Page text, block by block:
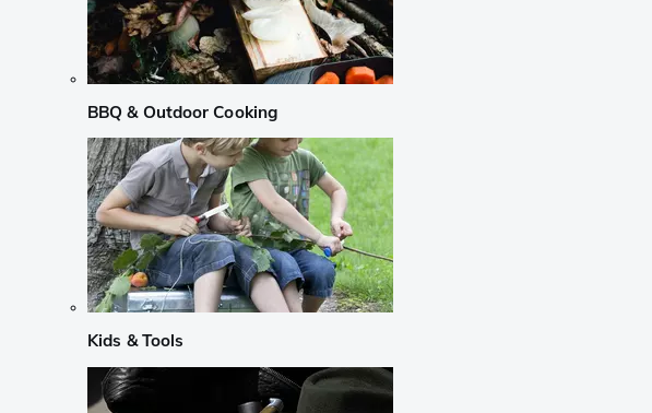
BBQ & Outdoor Cooking
Kids & Tools